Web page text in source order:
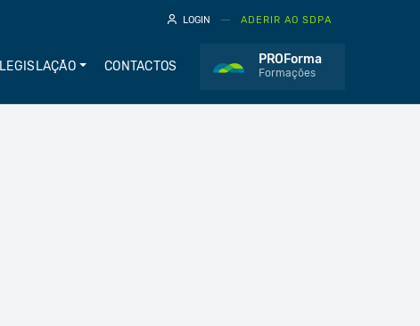
LOGIN ADERIR AO SDPA
LEGISLAÇÃO CONTACTOS
PROForma
Formações